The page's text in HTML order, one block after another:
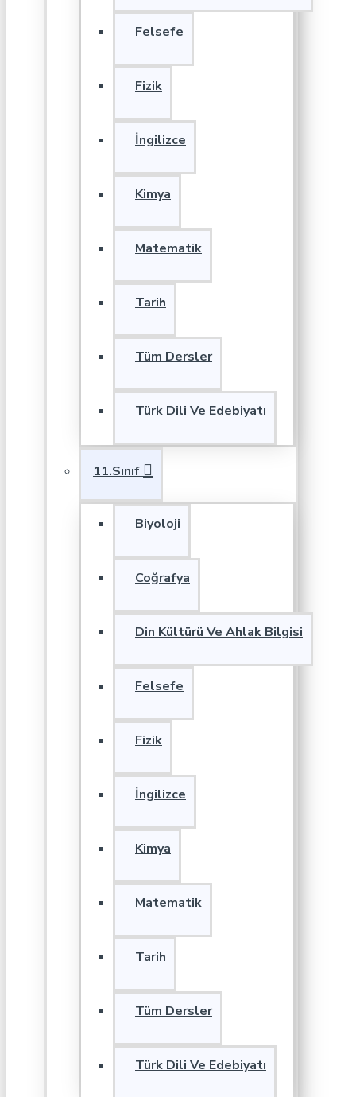
Felsefe
Fizik
İngilizce
Kimya
Matematik
Tarih
Tüm Dersler
Türk Dili Ve Edebiyatı
11.Sınıf
Biyoloji
Coğrafya
Din Kültürü Ve Ahlak Bilgisi
Felsefe
Fizik
İngilizce
Kimya
Matematik
Tarih
Tüm Dersler
Türk Dili Ve Edebiyatı